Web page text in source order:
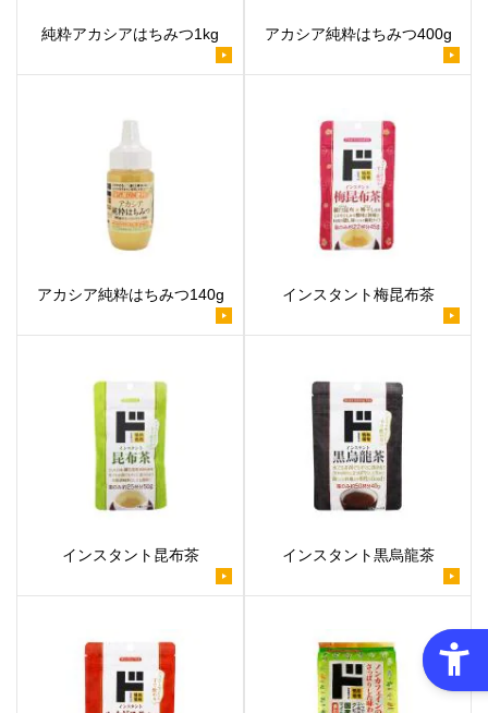
純粋アカシアはちみつ1kg アカシア純粋はちみつ400g
アカシア純粋はちみつ140g インスタント梅昆布茶
インスタント昆布茶 インスタント黒烏龍茶